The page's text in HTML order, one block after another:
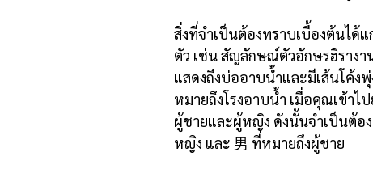
สิ่งที่จำเป็นต้องทราบเบื้องต้นไ
ตัว เช่น สัญลักษณ์ตัวอักษรฮิรางา
แสดงถึงบ่ออาบน้ำและมีเส้นโค้ง
หมายถึงโรงอาบน้ำ เมื่อคุณเข้าไ
ผู้ชายและผู้หญิง ดังนั้นจำเป็นต้
หญิง และ 男 ที่หมายถึงผู้ชาย